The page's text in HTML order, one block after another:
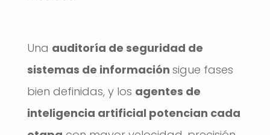
Una auditoría de seguridad de
sistemas de información sigue fases
bien definidas, y los agentes de
inteligencia artificial potencian cada